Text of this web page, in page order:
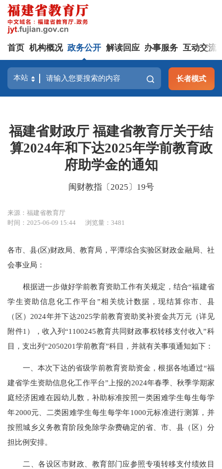
首页 机构概况 政务公开 解读回应 办事服务 互动交流
长者模式
福建省财政厅 福建省教育厅关于结
算2024年和下达2025年学前教育政
府助学金的通知
闽财教指〔2025〕19号
来源：福建省教育厅
时间：2025-06-09 15:44
浏览量：3481
各市、县(区)财政局、教育局，平潭综合实验区财政金融局、社
会事业局：
根据进一步做好学前教育资助工作有关规定，结合“福建省
学生资助信息化工作平台”相关统计数据，现结算你市、县
（区）2024年并下达2025学前教育资助奖补资金共万元（详见
附件1），收入列“1100245教育共同财政事权转移支付收入”科
目，支出列“2050201学前教育”科目，并就有关事项通知如下：
一、本次下达的省级学前教育资助资金，根据各地通过“福
建省学生资助信息化工作平台”上报的2024年春季、秋季学期家
庭经济困难在园幼儿数，补助标准按照一类困难学生每生每学
年2000元、二类困难学生每生每学年1000元标准进行测算，并
按照城乡义务教育阶段免除学杂费确定的省、市、县（区）分
担比例安排。
二、各设区市财政、教育部门应参照专项转移支付绩效目